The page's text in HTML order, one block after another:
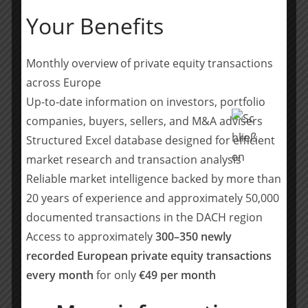
Datenkollaborationsplattform Decentriq, die D2C-
Lebensqualitätsdaten Heartbeat Medical, die KI-
Plattform LatticeFlow, der Marktplatz für das
Gesundheitswesen Vamstar, der Anbieter nachhaltiger
Bankinfrastrukturen Ecolytiq, die Lösung für
kardiovaskuläre digitale Gesundheit Vantis, die All-in-
One-Plattform für die Verwaltung von
Geschäftsausgaben Finway und die Plattform zur
Förderung von Remote Work Culture Remi.
btov Partners arbeitet bei der Entwicklung und
Environment) ESG-Frameworks eng mit den
Spitzenuniversitäten EPFL und der Universität St. Gallen
zusammen. Alle btov Portfoliounternehmen werden
Your Benefits
Monthly overview of private equity transactions
across Europe
Up-to-date information on investors, portfolio
companies, buyers, sellers, and M&A advisers
Structured Excel database designed for efficient
market research and transaction analysis
Reliable market intelligence backed by more than
20 years of experience and approximately 50,000
documented transactions in the DACH region
Access to approximately300–350 newly
recorded European private equity transactions
every month for only€49 per month